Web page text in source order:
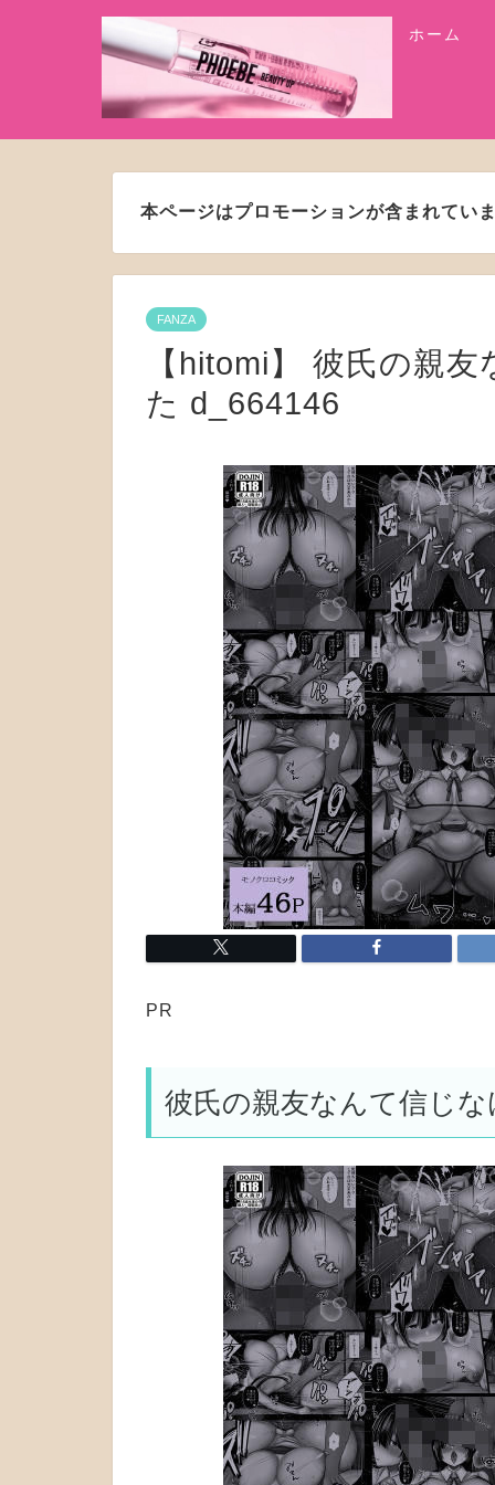
ホーム
本ページはプロモーションが含まれてい
FANZA
【hitomi】 彼氏の親
た d_664146
PR
彼氏の親友なんて信じ